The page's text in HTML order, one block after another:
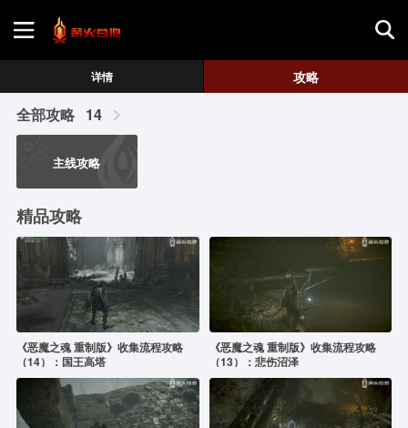
游戏评测
地图攻略
详情 攻略
全部攻略 14
主线攻略
精品攻略
《恶魔之魂 重制版》收集流程攻略
（14）：国王高塔
《恶魔之魂 重制版》收集流程攻略
（13）：悲伤沼泽